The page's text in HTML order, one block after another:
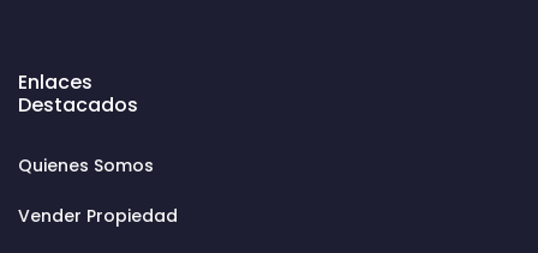
Enlaces
Destacados
Quienes Somos
Vender Propiedad